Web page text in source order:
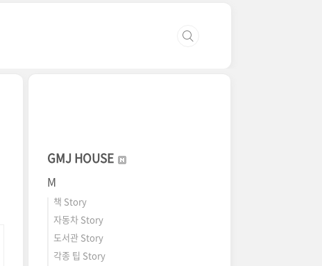
GMJ HOUSE
M
책 Story
자동차 Story
도서관 Story
각종 팁 Story